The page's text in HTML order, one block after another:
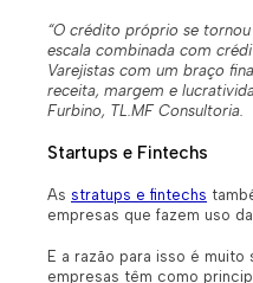
“O crédito próprio se
escala combinada com
Varejistas com um braço
receita, margem e
Furbino, TL.MF Consultoria.
Startups e Fintechs
As stratups e fintechs
empresas que fazem uso da
E a razão para isso é muito
empresas têm como